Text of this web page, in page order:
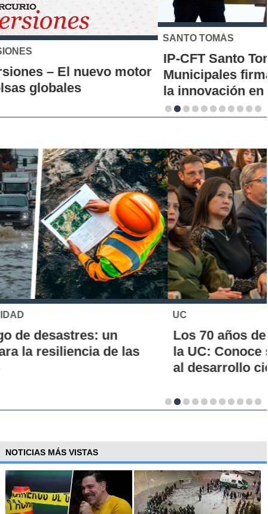
SANTO TOMÁS
IP-CFT Santo Tomás y Red de Hubs
Municipales firman alianza para impulsar
la innovación en los territorios
UC
Los 70 años de la Carrera de Química de
la UC: Conoce su historia, hitos y aporte
al desarrollo científico del país
NOTICIAS MÁS VISTAS